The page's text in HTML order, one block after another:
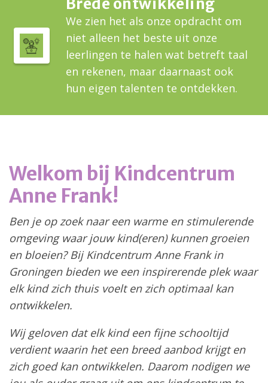
We zien het als onze opdracht om
niet alleen het beste uit onze
leerlingen te halen wat betreft taal
en rekenen, maar daarnaast ook
hun eigen talenten te ontdekken.
Welkom bij Kindcentrum
Anne Frank!
Ben je op zoek naar een warme en stimulerende
omgeving waar jouw kind(eren) kunnen groeien
en bloeien? Bij Kindcentrum Anne Frank in
Groningen bieden we een inspirerende plek waar
elk kind zich thuis voelt en zich optimaal kan
ontwikkelen.
Wij geloven dat elk kind een fijne schooltijd
verdient waarin het een breed aanbod krijgt en
zich goed kan ontwikkelen. Daarom nodigen we